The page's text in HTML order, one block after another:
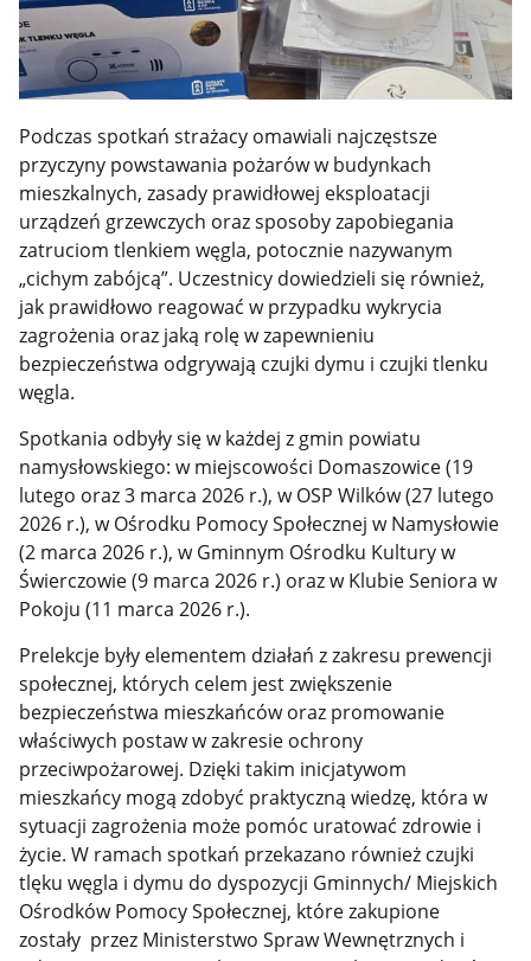
Podczas spotkań strażacy omawiali najczęstsze
przyczyny powstawania pożarów w budynkach
mieszkalnych, zasady prawidłowej eksploatacji
urządzeń grzewczych oraz sposoby zapobiegania
zatruciom tlenkiem węgla, potocznie nazywanym
„cichym zabójcą”. Uczestnicy dowiedzieli się również,
jak prawidłowo reagować w przypadku wykrycia
zagrożenia oraz jaką rolę w zapewnieniu
bezpieczeństwa odgrywają czujki dymu i czujki tlenku
węgla.
Spotkania odbyły się w każdej z gmin powiatu
namysłowskiego: w miejscowości Domaszowice (19
lutego oraz 3 marca 2026 r.), w OSP Wilków (27 lutego
2026 r.), w Ośrodku Pomocy Społecznej w Namysłowie
(2 marca 2026 r.), w Gminnym Ośrodku Kultury w
Świerczowie (9 marca 2026 r.) oraz w Klubie Seniora w
Pokoju (11 marca 2026 r.).
Prelekcje były elementem działań z zakresu prewencji
społecznej, których celem jest zwiększenie
bezpieczeństwa mieszkańców oraz promowanie
właściwych postaw w zakresie ochrony
przeciwpożarowej. Dzięki takim inicjatywom
mieszkańcy mogą zdobyć praktyczną wiedzę, która w
sytuacji zagrożenia może pomóc uratować zdrowie i
życie. W ramach spotkań przekazano również czujki
tlęku węgla i dymu do dyspozycji Gminnych/ Miejskich
Ośrodków Pomocy Społecznej, które zakupione
zostały przez Ministerstwo Spraw Wewnętrznych i